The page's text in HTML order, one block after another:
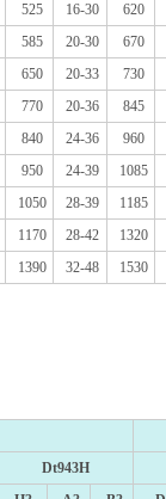
525 16-30 620
585 20-30 670
650 20-33 730
770 20-36 845
840 24-36 960
950 24-39 1085
1050 28-39 1185
1170 28-42 1320
1390 32-48 1530
Dt943H